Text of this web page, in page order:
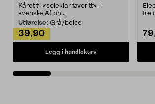
Kåret til «soleklar favoritt» i
svenske Afton...
Utførelse: Grå/beige
39,90
Legg i handlekurv
tre